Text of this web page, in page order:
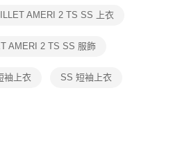
司提供之「AFTEE先享後付」服務完成之交
。
法定代理人或監護人之同意方可使用
AMERI 2 TS SS 上衣
AMERI 2 TS SS 服飾
袖上衣 SS 短袖上衣